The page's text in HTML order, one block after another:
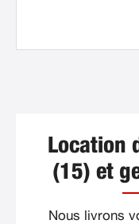
Location
(15) et
Nous livrons